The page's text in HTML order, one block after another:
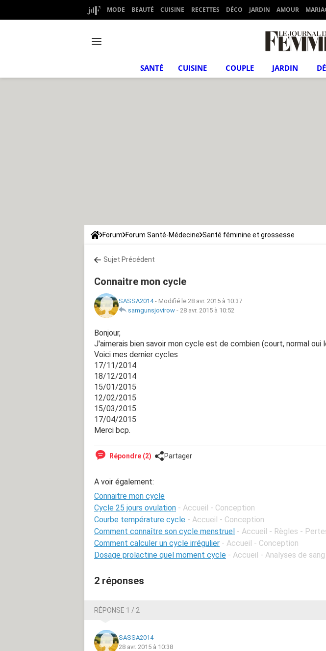
MODE BEAUTÉ CUISINE RECETTES DÉCO JARDIN AMOUR
SANTÉ CUISINE COUPLE JARDIN
Forum Forum Santé-Médecine Santé féminine et grossesse
Sujet Précédent
Connaitre mon cycle
SASSA2014- Modifié le 28 avr. 2015 à 10:37
samgunsjovirow - 28 avr. 2015 à 10:52
Bonjour,
J'aimerais bien savoir mon cycle est de combien (court, normal oui
Voici mes dernier cycles
17/11/2014
18/12/2014
15/01/2015
12/02/2015
15/03/2015
17/04/2015
Merci bcp.
Répondre (2) Partager
A voir également:
Connaitre mon cycle
Cycle 25 jours ovulation - Accueil - Conception
Courbe température cycle - Accueil - Conception
Comment connaître son cycle menstruel - Accueil - Règles -
Comment calculer un cycle irrégulier - Accueil - Conception
Dosage prolactine quel moment cycle - Accueil - Analyses de sang
2 réponses
RÉPONSE 1 / 2
SASSA2014
28 avr. 2015 à 10:38